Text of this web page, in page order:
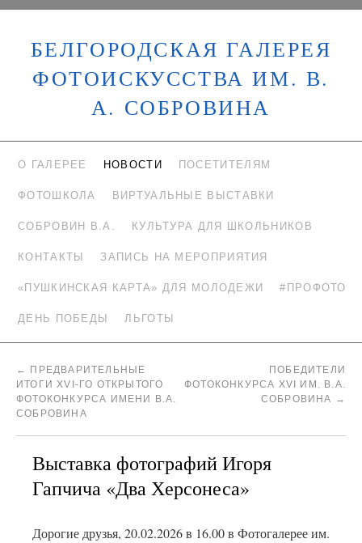
БЕЛГОРОДСКАЯ ГАЛЕРЕЯ
ФОТОИСКУССТВА ИМ. В.
А. СОБРОВИНА
О ГАЛЕРЕЕ НОВОСТИ ПОСЕТИТЕЛЯМ
ФОТОШКОЛА ВИРТУАЛЬНЫЕ ВЫСТАВКИ
СОБРОВИН В.А. КУЛЬТУРА ДЛЯ ШКОЛЬНИКОВ
КОНТАКТЫ ЗАПИСЬ НА МЕРОПРИЯТИЯ
«ПУШКИНСКАЯ КАРТА» ДЛЯ МОЛОДЕЖИ #ПРОФОТО
ДЕНЬ ПОБЕДЫ ЛЬГОТЫ
←
ПРЕДВАРИТЕЛЬНЫЕ
ИТОГИ XVI-ГО ОТКРЫТОГО
ФОТОКОНКУРСА ИМЕНИ В.А.
СОБРОВИНА
ПОБЕДИТЕЛИ
ФОТОКОНКУРСА XVI ИМ. В.А.
СОБРОВИНА →
Выставка фотографий Игоря
Гапчича «Два Херсонеса»
Дорогие друзья, 20.02.2026 в 16.00 в Фотогалерее им.